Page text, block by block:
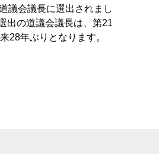
議会議長に選出されまし
出の道議会議長は、第21
28年ぶりとなります。